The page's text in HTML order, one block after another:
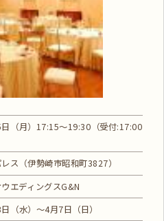
（月）17:15～19:30（受付:17:00
ス（伊勢崎市昭和町3827）
エディングスG&N
（水）～4月7日（日）